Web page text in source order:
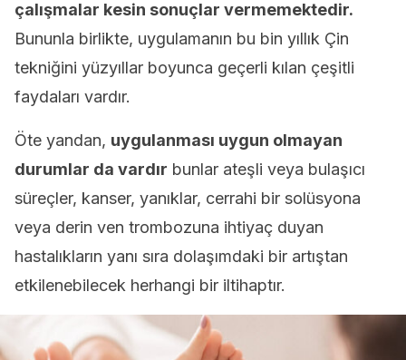
çalışmalar kesin sonuçlar vermemektedir.
Bununla birlikte, uygulamanın bu bin yıllık Çin
tekniğini yüzyıllar boyunca geçerli kılan çeşitli
faydaları vardır.
Öte yandan, uygulanması uygun olmayan
durumlar da vardır bunlar ateşli veya bulaşıcı
süreçler, kanser, yanıklar, cerrahi bir solüsyona
veya derin ven trombozuna ihtiyaç duyan
hastalıkların yanı sıra dolaşımdaki bir artıştan
etkilenebilecek herhangi bir iltihaptır.